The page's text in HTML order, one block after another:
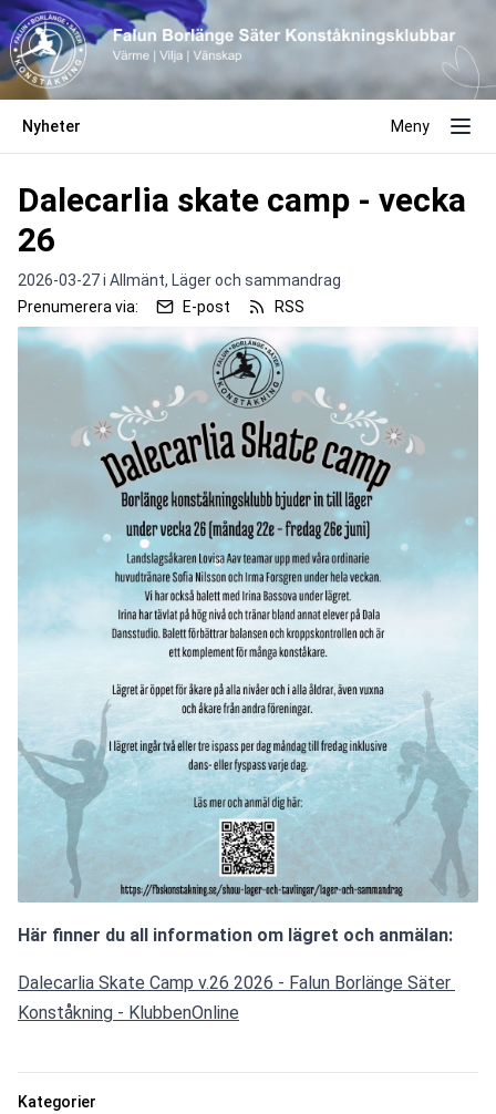
Nyheter Meny
Kategorier
Dalecarlia skate camp - vecka
26
2026-03-27 i Allmänt, Läger och sammandrag
Prenumerera via:
E-post RSS
Här finner du all information om lägret och anmälan:
Dalecarlia Skate Camp v.26 2026 - Falun Borlänge Säter
Konståkning - KlubbenOnline